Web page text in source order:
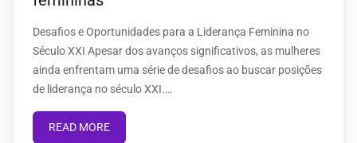
Desafios e Oportunidades para a Liderança Feminina no
Século XXI Apesar dos avanços significativos, as mulheres
ainda enfrentam uma série de desafios ao buscar posições
de liderança no século XXI.…
READ MORE